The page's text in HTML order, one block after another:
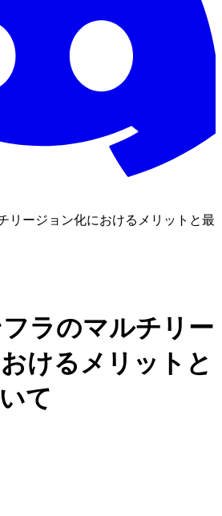
リージョン化におけるメリットと最
ラのマルチリー
けるメリットと
て